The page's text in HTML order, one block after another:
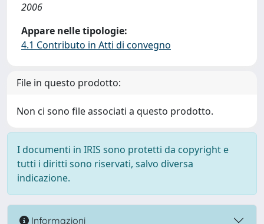
2006
Appare nelle tipologie:
4.1 Contributo in Atti di convegno
File in questo prodotto:
Non ci sono file associati a questo prodotto.
I documenti in IRIS sono protetti da copyright e
tutti i diritti sono riservati, salvo diversa
indicazione.
Informazioni